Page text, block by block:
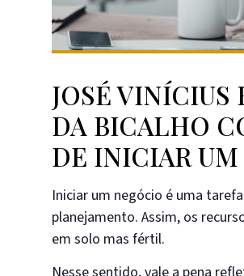
JOSÉ VINÍCIUS
DA BICALHO
DE INICIAR
Iniciar um negócio é uma
planejamento. Assim, os
em solo mas fértil.